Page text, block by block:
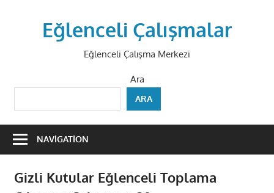
Eğlenceli Çalışmalar
Eğlenceli Çalışma Merkezi
Ara
ARA
NAVIGATION
Gizli Kutular Eğlenceli Toplama